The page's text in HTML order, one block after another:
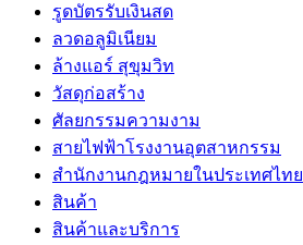
รูดบัตรรับเงินสด
ลวดอลูมิเนียม
ล้างแอร์ สุขุมวิท
วัสดุก่อสร้าง
ศัลยกรรมความงาม
สายไฟฟ้าโรงงานอุตสาหกรรม
สำนักงานกฎหมายในประเทศไทย
สินค้า
สินค้าและบริการ